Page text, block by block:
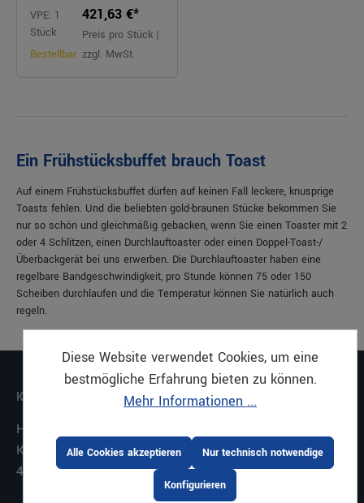
VPE: 1
Stück
Bestellbar
421,63 €*
Preis pro Stück |
zzgl. MwSt.
Ein Frühstücksbuffet brauch Toast
Auf einem Frühstücksbuffet dürfen auf keinen Fall leckere, knusprige
Toasts fehlen. Und die beliebten gold-braunen Stücke bekommen Sie
nur so schön und gleichmäßig gebacken, wenn Sie einen Toaster mit 2
oder 4 Schlitzen, einen Durchlauftoaster oder einen Doppel-Toast-/
Überbackgerät bei uns erwerben. Die Durchlauftoaster haben eine
regelbare Bandgeschwindigkeit, pro Stunde können 75 oder 150
Scheiben durchlaufen und die Temperatur können Sie natürlich auch
regeln.
KONTAKT
HASE GMBH + CO. KG
Kiebitzheide 11-21
49084 Osnabrück
Diese Website verwendet Cookies, um eine
bestmögliche Erfahrung bieten zu können.
Mehr Informationen ...
Nur technisch notwendige
Konfigurieren
Alle Cookies akzeptieren